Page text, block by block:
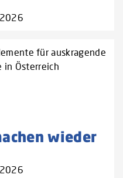
für auskragende
in Österreich
wieder